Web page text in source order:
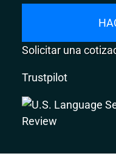
Solicitar una
Trustpilot